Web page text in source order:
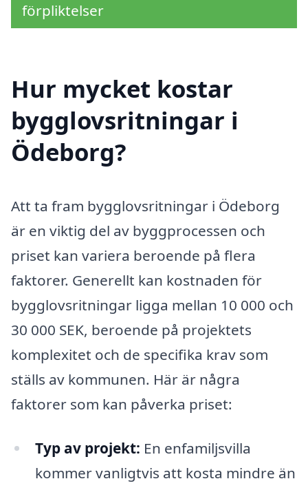
förpliktelser
Hur mycket kostar
bygglovsritningar i
Ödeborg?
Att ta fram bygglovsritningar i Ödeborg
är en viktig del av byggprocessen och
priset kan variera beroende på flera
faktorer. Generellt kan kostnaden för
bygglovsritningar ligga mellan 10 000 och
30 000 SEK, beroende på projektets
komplexitet och de specifika krav som
ställs av kommunen. Här är några
faktorer som kan påverka priset:
Typ av projekt: En enfamiljsvilla
kommer vanligtvis att kosta mindre än